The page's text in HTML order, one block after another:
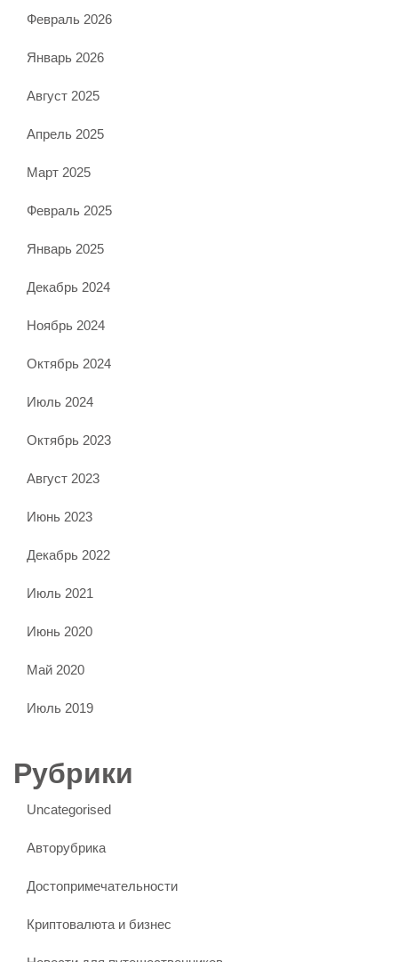
Февраль 2026
Январь 2026
Август 2025
Апрель 2025
Март 2025
Февраль 2025
Январь 2025
Декабрь 2024
Ноябрь 2024
Октябрь 2024
Июль 2024
Октябрь 2023
Август 2023
Июнь 2023
Декабрь 2022
Июль 2021
Июнь 2020
Май 2020
Июль 2019
Рубрики
Uncategorised
Авторубрика
Достопримечательности
Криптовалюта и бизнес